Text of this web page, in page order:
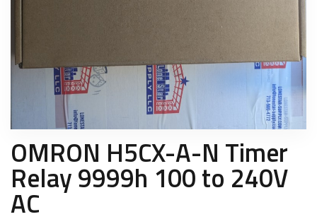
OMRON H5CX-A-N Timer
Relay 9999h 100 to 240V
AC